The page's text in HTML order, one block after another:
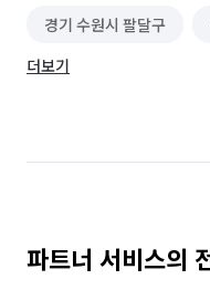
경기 수원시 팔달구
경기 안산시 단원구
경기 용인시 수지구
더보기
파트너 서비스의